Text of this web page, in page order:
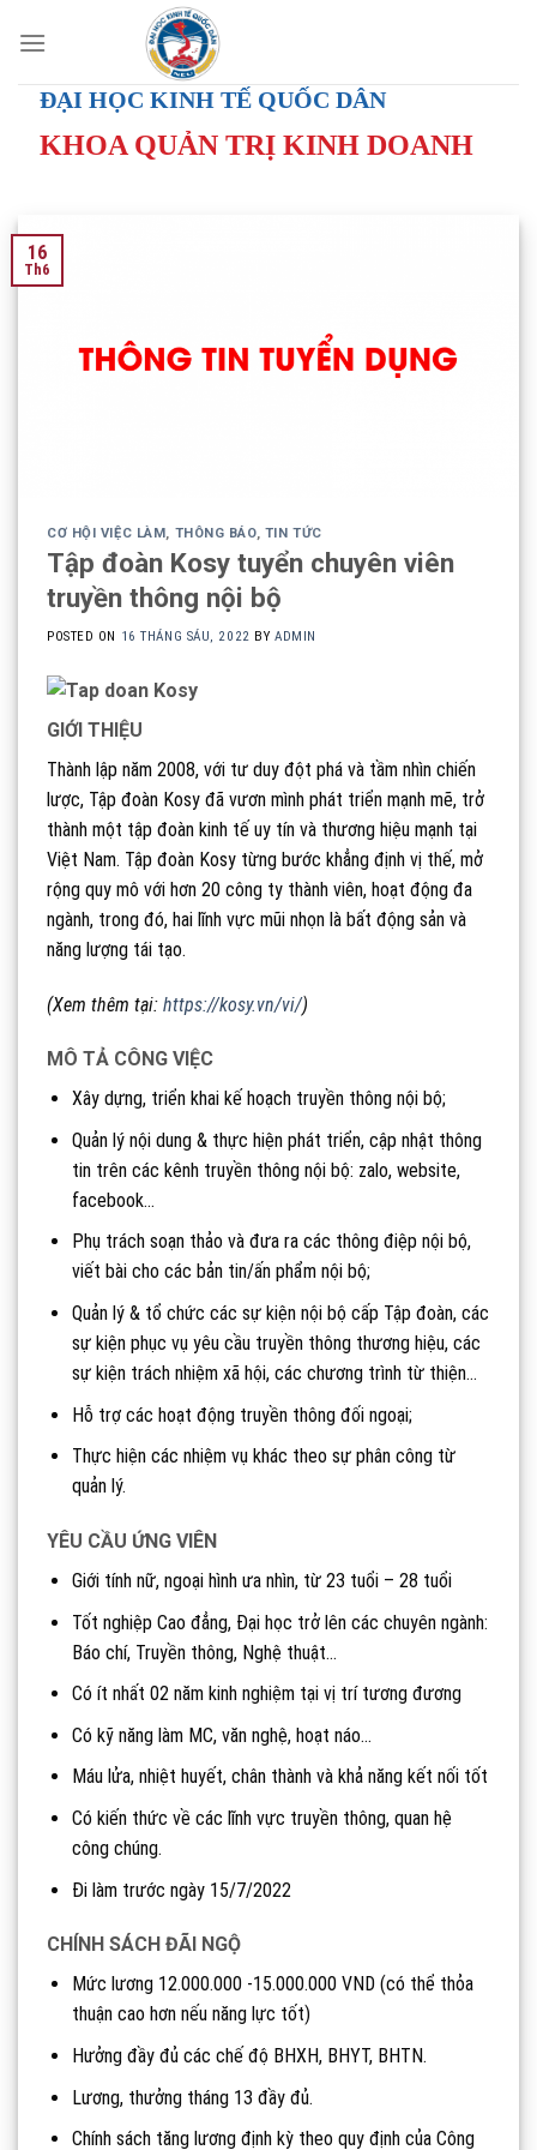
ĐẠI HỌC KINH TẾ QUỐC DÂN
KHOA QUẢN TRỊ KINH DOANH
16
Th6
CƠ HỘI VIỆC LÀM, THÔNG BÁO, TIN TỨC
Tập đoàn Kosy tuyển chuyên viên
truyền thông nội bộ
POSTED ON 16 THÁNG SÁU, 2022 BY ADMIN
GIỚI THIỆU
Thành lập năm 2008, với tư duy đột phá và tầm nhìn chiến
lược, Tập đoàn Kosy đã vươn mình phát triển mạnh mẽ, trở
thành một tập đoàn kinh tế uy tín và thương hiệu mạnh tại
Việt Nam. Tập đoàn Kosy từng bước khẳng định vị thế, mở
rộng quy mô với hơn 20 công ty thành viên, hoạt động đa
ngành, trong đó, hai lĩnh vực mũi nhọn là bất động sản và
năng lượng tái tạo.
(Xem thêm tại: https://kosy.vn/vi/)
MÔ TẢ CÔNG VIỆC
Xây dựng, triển khai kế hoạch truyền thông nội bộ;
Quản lý nội dung & thực hiện phát triển, cập nhật thông
tin trên các kênh truyền thông nội bộ: zalo, website,
facebook…
Phụ trách soạn thảo và đưa ra các thông điệp nội bộ,
viết bài cho các bản tin/ấn phẩm nội bộ;
Quản lý & tổ chức các sự kiện nội bộ cấp Tập đoàn, các
sự kiện phục vụ yêu cầu truyền thông thương hiệu, các
sự kiện trách nhiệm xã hội, các chương trình từ thiện…
Hỗ trợ các hoạt động truyền thông đối ngoại;
Thực hiện các nhiệm vụ khác theo sự phân công từ
quản lý.
YÊU CẦU ỨNG VIÊN
Giới tính nữ, ngoại hình ưa nhìn, từ 23 tuổi – 28 tuổi
Tốt nghiệp Cao đẳng, Đại học trở lên các chuyên ngành:
Báo chí, Truyền thông, Nghệ thuật…
Có ít nhất 02 năm kinh nghiệm tại vị trí tương đương
Có kỹ năng làm MC, văn nghệ, hoạt náo…
Máu lửa, nhiệt huyết, chân thành và khả năng kết nối tốt
Có kiến thức về các lĩnh vực truyền thông, quan hệ
công chúng.
Đi làm trước ngày 15/7/2022
CHÍNH SÁCH ĐÃI NGỘ
Mức lương 12.000.000 -15.000.000 VND (có thể thỏa
thuận cao hơn nếu năng lực tốt)
Hưởng đầy đủ các chế độ BHXH, BHYT, BHTN.
Lương, thưởng tháng 13 đầy đủ.
Chính sách tăng lương định kỳ theo quy định của Công